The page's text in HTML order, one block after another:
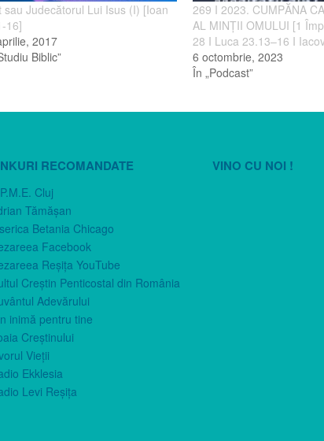
sau Judecătorul Lui Isus (I) [Ioan
16]
2017
Biblic”
269 I 2023. CUMPĂNA
AL MINȚII OMULUI [1
28 I Luca 23.13–16 I
6 octombrie, 2023
În „Podcast”
RECOMANDATE
Cluj
Tămăşan
Betania Chicago
Facebook
Reşiţa YouTube
Creştin Penticostal din România
Adevărului
inimă pentru tine
Creştinului
Vieţii
Ekklesia
Levi Reşiţa
VINO CU NOI !